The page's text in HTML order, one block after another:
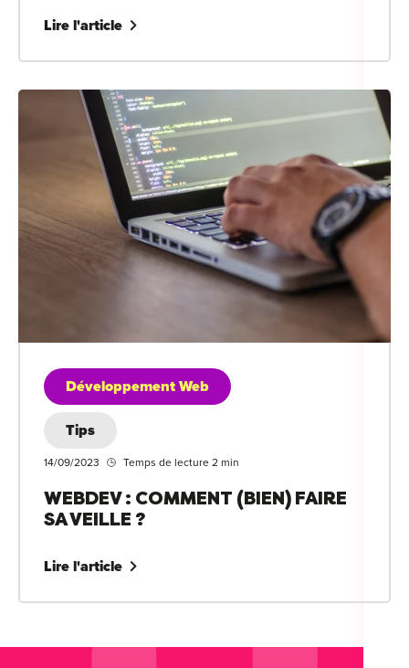
Lire l'article
Développement Web
Tips
14/09/2023 Temps de lecture 2 min
WEBDEV : COMMENT (BIEN) FAIRE
SA VEILLE ?
Lire l'article